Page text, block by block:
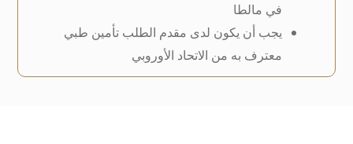
في مالطا
يجب أن يكون لدى مقدم الطلب تأمين طبي
معترف به من الاتحاد الأوروبي